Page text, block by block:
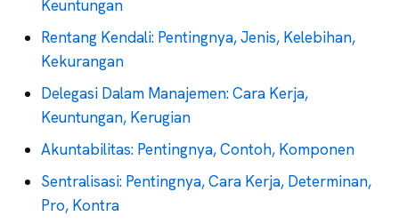
Keuntungan
Rentang Kendali: Pentingnya, Jenis, Kelebihan,
Kekurangan
Delegasi Dalam Manajemen: Cara Kerja,
Keuntungan, Kerugian
Akuntabilitas: Pentingnya, Contoh, Komponen
Sentralisasi: Pentingnya, Cara Kerja, Determinan,
Pro, Kontra